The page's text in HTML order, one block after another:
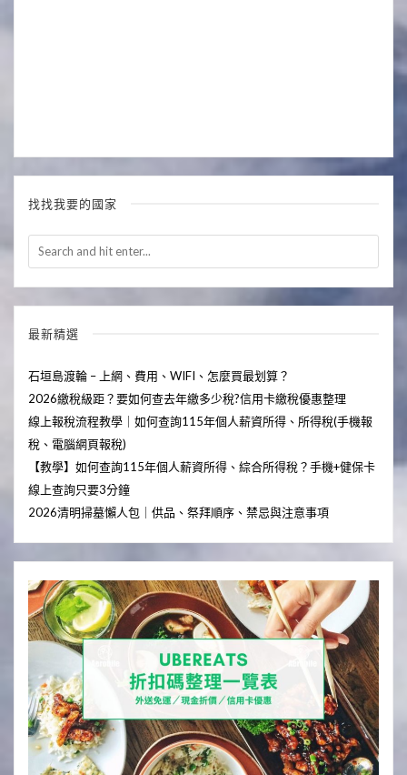
找找我要的國家
最新精選
石垣島渡輪 – 上網、費用、WIFI、怎麼買最划算？
2026繳稅級距？要如何查去年繳多少稅?信用卡繳稅優惠整理
線上報稅流程教學｜如何查詢115年個人薪資所得、所得稅(手機報
稅、電腦網頁報稅)
【教學】如何查詢115年個人薪資所得、綜合所得稅？手機+健保卡
線上查詢只要3分鐘
2026清明掃墓懶人包｜供品、祭拜順序、禁忌與注意事項